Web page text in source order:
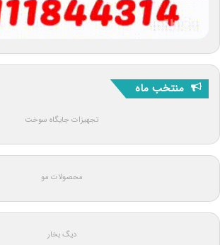
منتخب ماه
تجهیزات جایگاه سوخت
محصولات مو
دیگ بخار